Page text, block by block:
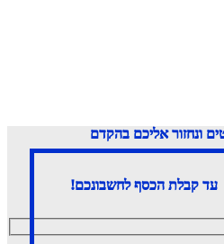
ונחזור אליכם בהקדם
עד קבלת הכסף לחשבונכם!